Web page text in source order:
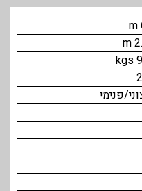
בארץ
לקפריסין
נתניה
מדובאי / לדובאי
בבאר שבע
פנימי